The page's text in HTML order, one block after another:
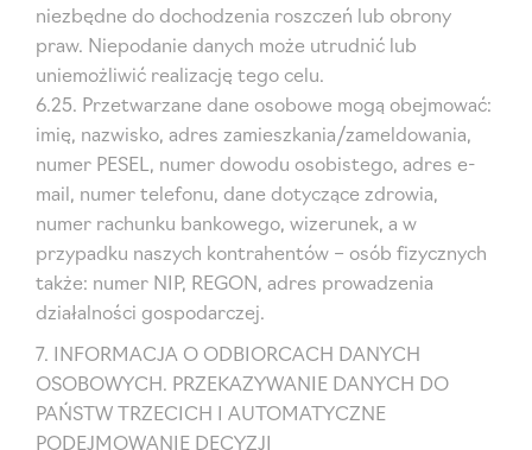
niezbędne do dochodzenia roszczeń lub obrony
praw. Niepodanie danych może utrudnić lub
uniemożliwić realizację tego celu.
6.25. Przetwarzane dane osobowe mogą obejmować:
imię, nazwisko, adres zamieszkania/zameldowania,
numer PESEL, numer dowodu osobistego, adres e-
mail, numer telefonu, dane dotyczące zdrowia,
numer rachunku bankowego, wizerunek, a w
przypadku naszych kontrahentów – osób fizycznych
także: numer NIP, REGON, adres prowadzenia
działalności gospodarczej.
7. INFORMACJA O ODBIORCACH DANYCH
OSOBOWYCH. PRZEKAZYWANIE DANYCH DO
PAŃSTW TRZECICH I AUTOMATYCZNE
PODEJMOWANIE DECYZJI